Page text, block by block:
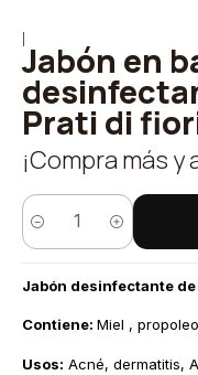
Jabón en
Prati di
¡Compra más y
Cantidad
Jabón desinfectante
Contiene: Miel ,
Usos: Acné, dermatitis,